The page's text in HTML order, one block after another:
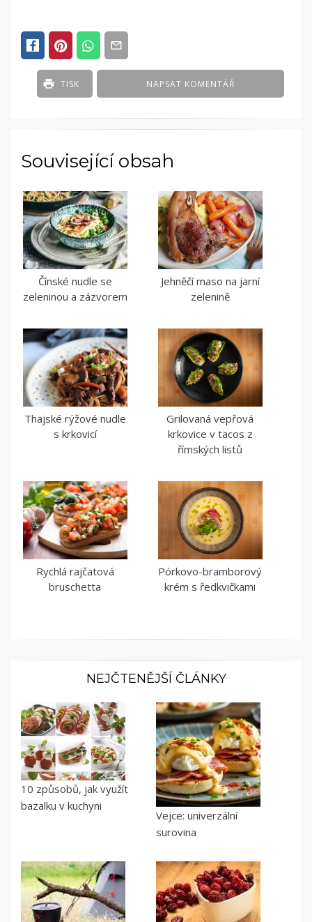
NAPSAT KOMENTÁŘ
TISK
Související obsah
Čínské nudle se
zeleninou a zázvorem
Jehněčí maso na jarní
zelenině
Thajské rýžové nudle
s krkovicí
Grilovaná vepřová
krkovice v tacos z
římských listů
Rychlá rajčatová
bruschetta
Pórkovo-bramborový
krém s ředkvičkami
NEJČTENĚJŠÍ ČLÁNKY
10 způsobů, jak využít
bazalku v kuchyni
Vejce: univerzální
surovina